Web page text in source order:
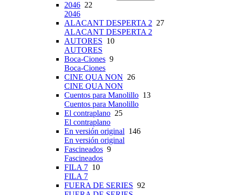
2046 22
2046
ALACANT DESPERTA 2 27
ALACANT DESPERTA 2
AUTORES 10
AUTORES
Boca-Ciones 9
Boca-Ciones
CINE QUA NON 26
CINE QUA NON
Cuentos para Manolillo 13
Cuentos para Manolillo
El contraplano 25
El contraplano
En versión original 146
En versión original
Fascineados 9
Fascineados
FILA 7 10
FILA 7
FUERA DE SERIES 92